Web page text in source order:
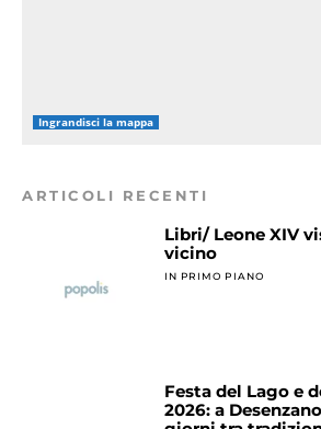
Ingrandisci la mappa
ARTICOLI RECENTI
Libri/ Leone XIV
vicino
IN PRIMO PIANO
Festa del Lago e
2026: a